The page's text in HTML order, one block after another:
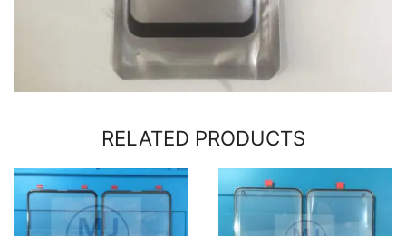
RELATED PRODUCTS